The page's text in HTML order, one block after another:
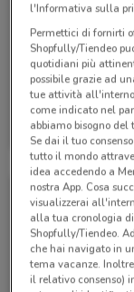
Alpitour
Scade il 31/01
l'Informativa sulla
Permettici di fornirti
Shopfully/Tiendeo
quotidiani più
possibile grazie ad
tue attività
come indicato nel
abbiamo bisogno
Se dai il tuo
tutto il mondo
idea accedendo a
nostra App. Cosa
visualizzerai
alla tua cronologia
Shopfully/Tiendeo.
che hai navigato in
tema vacanze.
il relativo consenso)